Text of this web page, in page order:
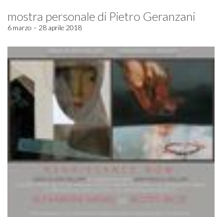
mostra personale di Pietro Geranzani
6 marzo – 28 aprile 2018